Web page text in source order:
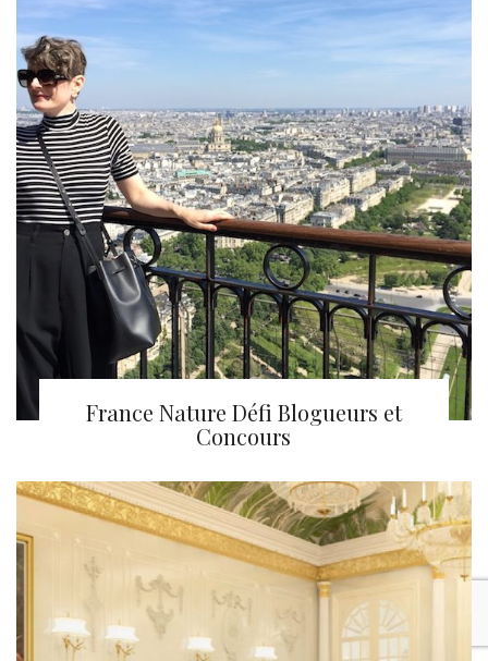
France Nature Défi Blogueurs et
Concours